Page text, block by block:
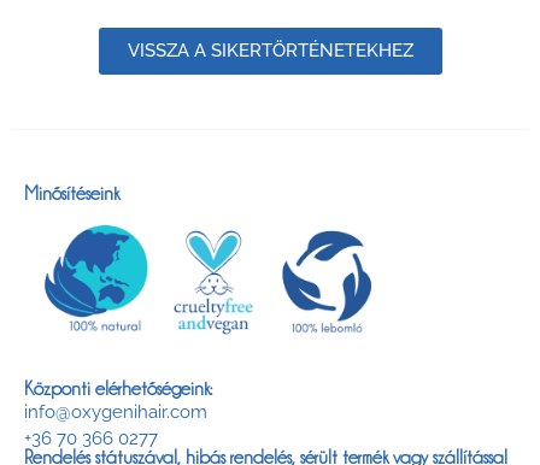
VISSZA A SIKERTÖRTÉNETEKHEZ
Minősítéseink
Központi elérhetőségeink:
info@oxygenihair.com
+36 70 366 0277
Rendelés státuszával, hibás rendelés, sérült termék vagy szállítással